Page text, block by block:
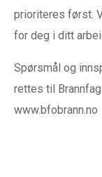
prioriteres først.
for deg i ditt
Spørsmål og
rettes til
www.bfobrann.no